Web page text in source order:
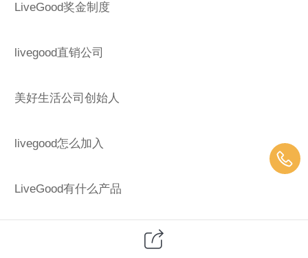
LiveGood奖金制度
livegood直销公司
美好生活公司创始人
livegood怎么加入
LiveGood有什么产品